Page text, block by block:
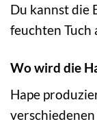
Du kannst die
feuchten Tuch
Wo wird die
Hape